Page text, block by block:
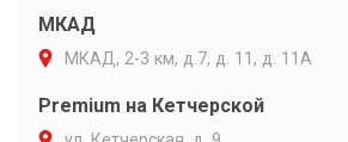
МКАД
МКАД, 2-3 км, д.7, д. 11, д. 11А
Premium на Кетчерской